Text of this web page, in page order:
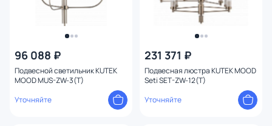
96 088 ₽
Подвесной светильник KUTEK
MOOD MUS-ZW-3(T)
Уточняйте
231 371 ₽
Подвесная люстра KUTEK MOOD
Seti SET-ZW-12(T)
Уточняйте
Тип помещения
Форма
Вид рассеивателя